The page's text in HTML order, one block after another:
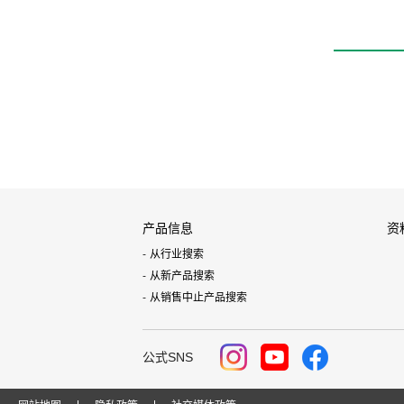
产品信息
从行业搜索
从新产品搜索
从销售中止产品搜索
资
公式SNS